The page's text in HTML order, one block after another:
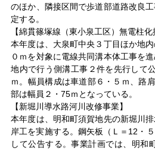
のほか、隣接区間で歩道部道路改良
定する。
【綿貫篠塚線（東小泉工区）無電柱化
本年度は、大泉町中央３丁目ほか地
０ｍを対象に電線共同溝本体工事を
地内で行う側溝工事２件を先行して
ｍ。幅員構成は車道部６・５ｍ、路
部は幅員２・75ｍとなっている。
【新堀川導水路河川改修事業】
本年度は、明和町須賀地先の新堀川
岸工を実施する。鋼矢板（Ｌ＝12・
して公告する。事業計画では、明和